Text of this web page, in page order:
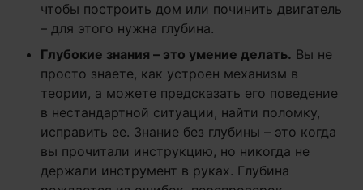
чтобы построить дом или починить двигатель
– для этого нужна глубина.
Глубокие знания – это умение делать. Вы не
просто знаете, как устроен механизм в
теории, а можете предсказать его поведение
в нестандартной ситуации, найти поломку,
исправить ее. Знание без глубины – это когда
вы прочитали инструкцию, но никогда не
держали инструмент в руках. Глубина